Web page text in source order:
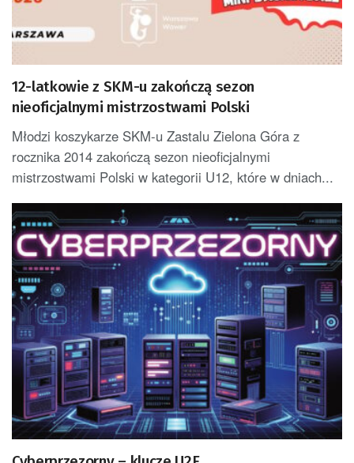
12-latkowie z SKM-u zakończą sezon
nieoficjalnymi mistrzostwami Polski
Młodzi koszykarze SKM-u Zastalu Zielona Góra z
rocznika 2014 zakończą sezon nieoficjalnymi
mistrzostwami Polski w kategorii U12, które w dniach...